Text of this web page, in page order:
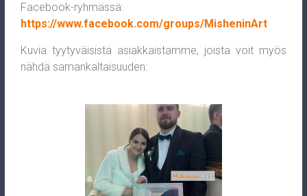
Facebook-ryhmässä:
https://www.facebook.com/groups/MisheninArt
Kuvia tyytyväisistä asiakkaistamme, joista voit myös
nähdä samankaltaisuuden: